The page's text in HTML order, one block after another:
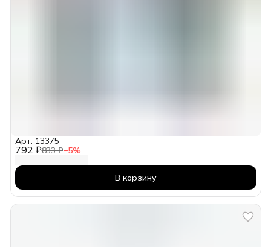
792 ₽833 ₽−5%
Арт: 13375
В корзину